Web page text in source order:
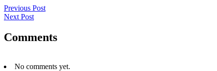
Previous Post
Next Post
Comments
No comments yet.